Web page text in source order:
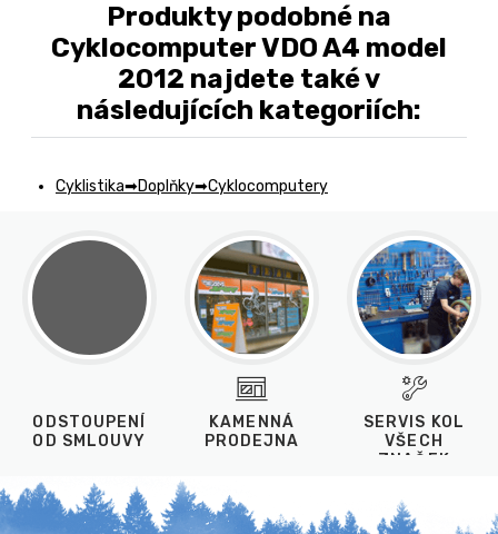
Produkty podobné na
Cyklocomputer VDO A4 model
2012 najdete také v
následujících kategoriích:
Cyklistika Doplňky Cyklocomputery
ODSTOUPENÍ
OD SMLOUVY
KAMENNÁ
PRODEJNA
SERVIS KOL
VŠECH
ZNAČEK